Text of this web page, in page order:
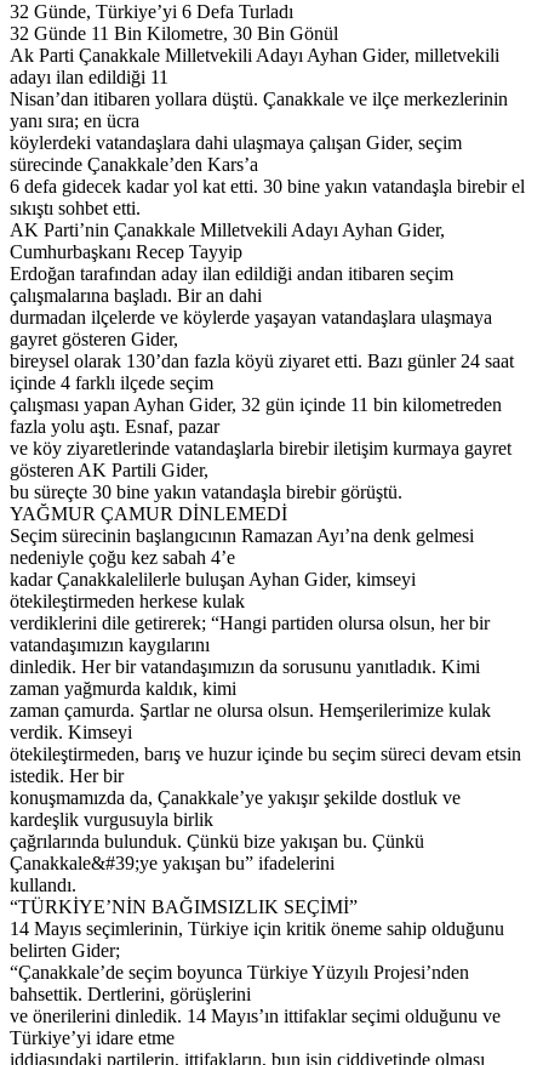
32 Günde, Türkiye’yi 6 Defa Turladı
32 Günde 11 Bin Kilometre, 30 Bin Gönül
Ak Parti Çanakkale Milletvekili Adayı Ayhan Gider, milletvekili
adayı ilan edildiği 11
Nisan’dan itibaren yollara düştü. Çanakkale ve ilçe merkezlerinin
yanı sıra; en ücra
köylerdeki vatandaşlara dahi ulaşmaya çalışan Gider, seçim
sürecinde Çanakkale’den Kars’a
6 defa gidecek kadar yol kat etti. 30 bine yakın vatandaşla birebir el
sıkıştı sohbet etti.
AK Parti’nin Çanakkale Milletvekili Adayı Ayhan Gider,
Cumhurbaşkanı Recep Tayyip
Erdoğan tarafından aday ilan edildiği andan itibaren seçim
çalışmalarına başladı. Bir an dahi
durmadan ilçelerde ve köylerde yaşayan vatandaşlara ulaşmaya
gayret gösteren Gider,
bireysel olarak 130’dan fazla köyü ziyaret etti. Bazı günler 24 saat
içinde 4 farklı ilçede seçim
çalışması yapan Ayhan Gider, 32 gün içinde 11 bin kilometreden
fazla yolu aştı. Esnaf, pazar
ve köy ziyaretlerinde vatandaşlarla birebir iletişim kurmaya gayret
gösteren AK Partili Gider,
bu süreçte 30 bine yakın vatandaşla birebir görüştü.
YAĞMUR ÇAMUR DİNLEMEDİ
Seçim sürecinin başlangıcının Ramazan Ayı’na denk gelmesi
nedeniyle çoğu kez sabah 4’e
kadar Çanakkalelilerle buluşan Ayhan Gider, kimseyi
ötekileştirmeden herkese kulak
verdiklerini dile getirerek; “Hangi partiden olursa olsun, her bir
vatandaşımızın kaygılarını
dinledik. Her bir vatandaşımızın da sorusunu yanıtladık. Kimi
zaman yağmurda kaldık, kimi
zaman çamurda. Şartlar ne olursa olsun. Hemşerilerimize kulak
verdik. Kimseyi
ötekileştirmeden, barış ve huzur içinde bu seçim süreci devam etsin
istedik. Her bir
konuşmamızda da, Çanakkale’ye yakışır şekilde dostluk ve
kardeşlik vurgusuyla birlik
çağrılarında bulunduk. Çünkü bize yakışan bu. Çünkü
Çanakkale&#39;ye yakışan bu” ifadelerini
kullandı.
“TÜRKİYE’NİN BAĞIMSIZLIK SEÇİMİ”
14 Mayıs seçimlerinin, Türkiye için kritik öneme sahip olduğunu
belirten Gider;
“Çanakkale’de seçim boyunca Türkiye Yüzyılı Projesi’nden
bahsettik. Dertlerini, görüşlerini
ve önerilerini dinledik. 14 Mayıs’ın ittifaklar seçimi olduğunu ve
Türkiye’yi idare etme
iddiasındaki partilerin, ittifakların, bun işin ciddiyetinde olması